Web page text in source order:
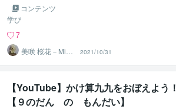
コンテンツ
学び
7
美咲 桜花－Misa
ki Ohka－
2021/10/31
【YouTube】かけ算九九をおぼえよう！
【９のだん の もんだい】